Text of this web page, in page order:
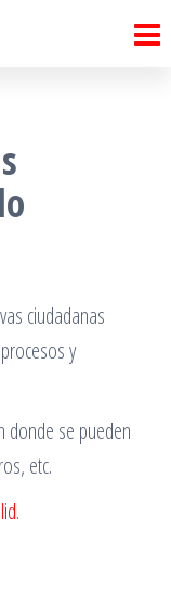
ciudadanas
y
donde se pueden
etc.
.